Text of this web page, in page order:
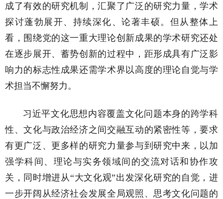
成了有效的研究机制，汇聚了广泛的研究力量，学术
探讨蓬勃展开、持续深化、论著丰硕。但从整体上
看，围绕党的这一重大理论创新成果的学术研究还处
在逐步展开、蓄势创新的过程中，距形成具有广泛影
响力的标志性成果还需学术界以高度的理论自觉与学
术担当不懈努力。
习近平文化思想内容覆盖文化问题本身的跨学科
性、文化与政治经济之间交融互动的紧密性等，要求
有更广泛、更多样的研究力量参与到研究中来，以加
强学科间、理论与实务领域间的交流对话和协作攻
关，同时增进从“大文化观”出发深化研究的自觉，进
一步开阔从经济社会发展全局观照、思考文化问题的